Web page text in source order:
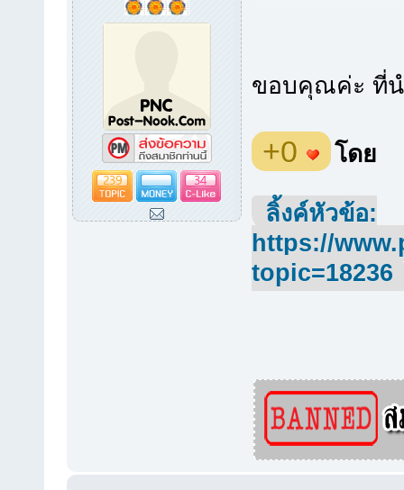
239 34
ขอบคุณค่ะ ที่น
+0 โดย
ลิ้งค์หัวข้อ:
https://
topic=18236